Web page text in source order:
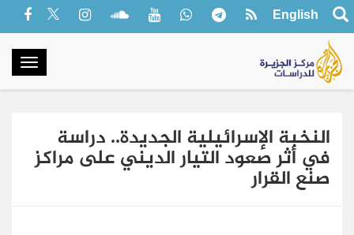
English
النخبة الإسرائيلية الجديدة.. دراسة
في أثر صعود التيار الديني على مراكز
صنع القرار